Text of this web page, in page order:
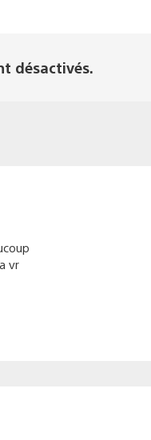
désactivés.
vr